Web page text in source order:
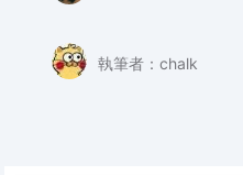
執筆者： chalk